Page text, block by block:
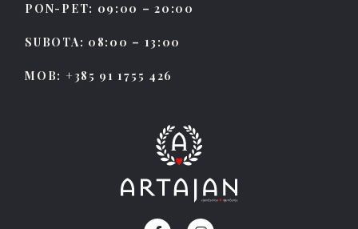
PON-PET: 09:00 – 20:00
SUBOTA: 08:00 – 13:00
MOB: +385 91 1755 426